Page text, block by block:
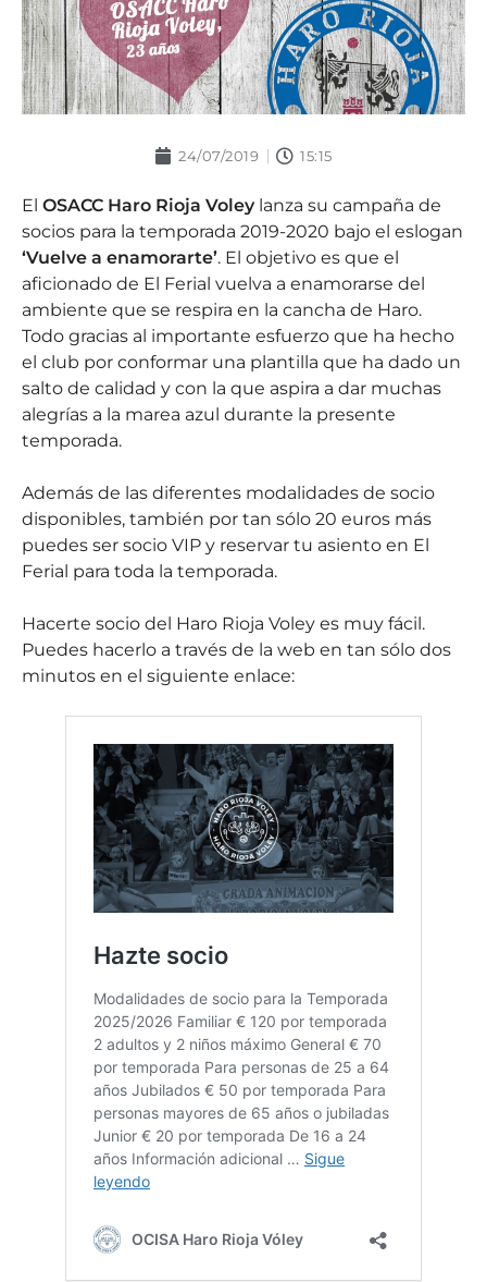
24/07/2019 15:15
El OSACC Haro Rioja Voleylanza su campaña de
socios para la temporada 2019-2020 bajo el eslogan
‘Vuelve a enamorarte’. El objetivo es que el
aficionado de El Ferial vuelva a enamorarse del
ambiente que se respira en la cancha de Haro.
Todo gracias al importante esfuerzo que ha hecho
el club por conformar una plantilla que ha dado un
salto de calidad y con la que aspira a dar muchas
alegrías a la marea azul durante la presente
temporada.
Además de las diferentes modalidades de socio
disponibles, también por tan sólo 20 euros más
puedes ser socio VIP y reservar tu asiento en El
Ferial para toda la temporada.
Hacerte socio del Haro Rioja Voley es muy fácil.
Puedes hacerlo a través de la web en tan sólo dos
minutos en el siguiente enlace: